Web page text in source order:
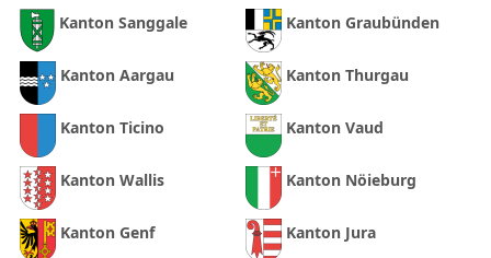
Kanton Sanggale
Kanton Graubünden
Kanton Aargau Kanton Thurgau
Kanton Ticino Kanton Vaud
Kanton Wallis Kanton Nöieburg
Kanton Genf Kanton Jura